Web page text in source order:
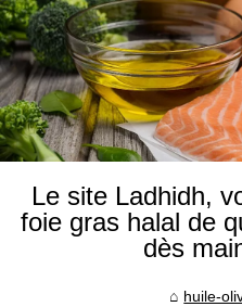
Le site Ladhidh,
foie gras halal de
dès
huile-